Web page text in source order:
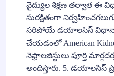
వైద్యుల శిక్షణ తర్వాత ఈ
సురక్షితంగా
సరిపోయే డయాలసిస్
చేయడంలో American
నెఫ్రాలజిస్టులు పూర్తి
అందిస్తారు. 5. డయాలసిస్